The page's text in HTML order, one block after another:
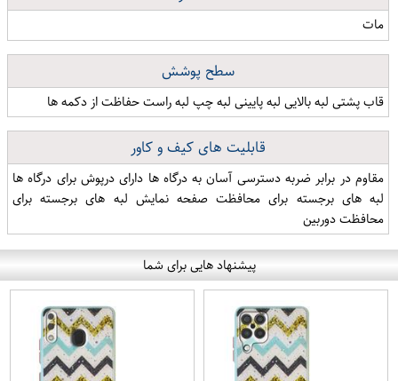
مات
سطح پوشش
قاب پشتی لبه بالایی لبه پایینی لبه چپ لبه راست حفاظت از دکمه ها
قابلیت های کیف و کاور
مقاوم در برابر ضربه دسترسی آسان به درگاه ها دارای درپوش برای درگاه ها
لبه های برجسته برای محافظت صفحه نمایش لبه های برجسته برای
محافظت دوربین
پیشنهاد هایی برای شما